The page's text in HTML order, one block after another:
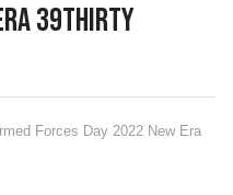
39thirty
Forces Day 2022 New Era